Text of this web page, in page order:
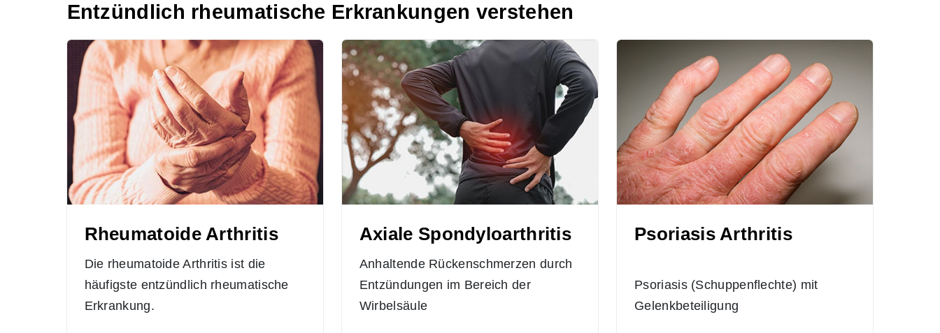
Entzündlich rheumatische Erkrankungen verstehen
Rheumatoide Arthritis
Die rheumatoide Arthritis ist die
häufigste entzündlich rheumatische
Erkrankung.
Axiale Spondyloarthritis
Anhaltende Rückenschmerzen durch
Entzündungen im Bereich der
Wirbelsäule
Psoriasis Arthritis
Psoriasis (Schuppenflechte) mit
Gelenkbeteiligung